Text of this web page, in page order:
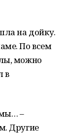
на дойку.
По всем
можно
в
–
Другие